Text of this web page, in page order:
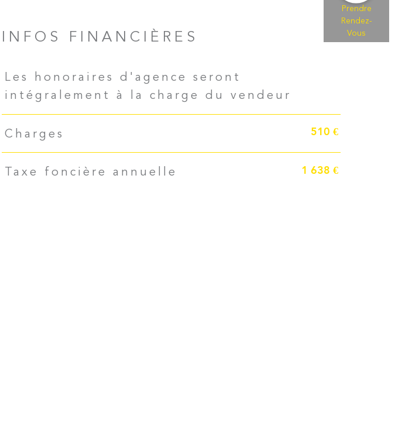
INFOS FINANCIÈRES
Caractéristiques Valeurs
Les honoraires d'agence seront
intégralement à la charge du vendeur
Charges 510 €
Taxe foncière annuelle 1 638 €
Prendre
Rendez-
Vous